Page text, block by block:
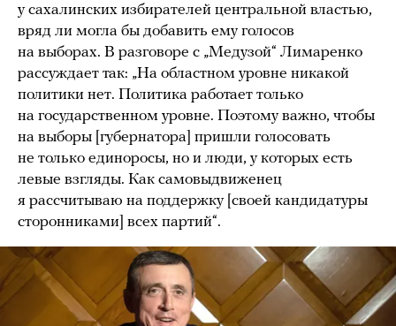
у сахалинских избирателей центральной властью,
вряд ли могла бы добавить ему голосов
на выборах. В разговоре с „Медузой“ Лимаренко
рассуждает так: „На областном уровне никакой
политики нет. Политика работает только
на государственном уровне. Поэтому важно, чтобы
на выборы [губернатора] пришли голосовать
не только единоросы, но и люди, у которых есть
левые взгляды. Как самовыдвиженец
я рассчитываю на поддержку [своей кандидатуры
сторонниками] всех партий“.